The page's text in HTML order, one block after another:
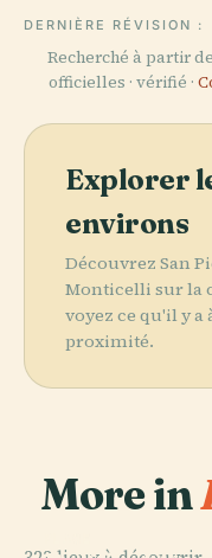
DERNIÈRE RÉVISION :
Recherché à partir
officielles · vérifié ·
Explorer
environs
Découvrez San
Monticelli sur la
voyez ce qu'il y a
proximité.
More in